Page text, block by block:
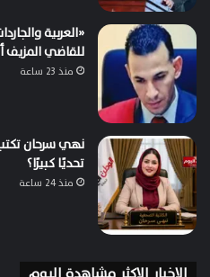
«العربية
للقاضي المزيف
منذ 23 ساعة
نهي سرحان تكتب:
تحديًا كبيرًا؟
منذ 24 ساعة